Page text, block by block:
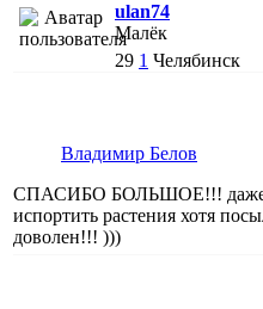
ulan74
Малёк
29 1 Челябинск
Владимир Белов
СПАСИБО БОЛЬШОЕ!!! даже
испортить растения хотя
доволен!!! )))